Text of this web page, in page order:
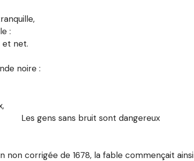
:
et net.
noire :
gens sans bruit sont dangereux
non corrigée de 1678, la fable commençait